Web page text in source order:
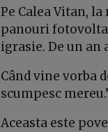
Pe Calea Vitan,
panouri
igrasie. De un an
Când vine vorba
scumpesc
Aceasta este